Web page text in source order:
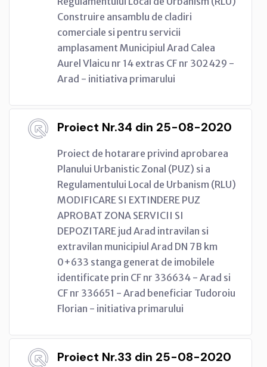
Construire ansamblu de cladiri
comerciale si pentru servicii
amplasament Municipiul Arad Calea
Aurel Vlaicu nr 14 extras CF nr 302429 -
Arad - initiativa primarului
Proiect Nr.34 din 25-08-2020
Proiect de hotarare privind aprobarea
Planului Urbanistic Zonal (PUZ) si a
Regulamentului Local de Urbanism (RLU)
MODIFICARE SI EXTINDERE PUZ
APROBAT ZONA SERVICII SI
DEPOZITARE jud Arad intravilan si
extravilan municipiul Arad DN 7B km
0+633 stanga generat de imobilele
identificate prin CF nr 336634 - Arad si
CF nr 336651 - Arad beneficiar Tudoroiu
Florian - initiativa primarului
Proiect Nr.33 din 25-08-2020